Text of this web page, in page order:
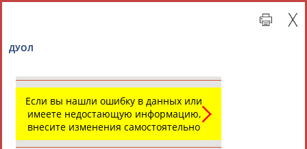
Если вы нашли ошибку в данных или
имеете недостающую информацию,
внесите изменения самостоятельно